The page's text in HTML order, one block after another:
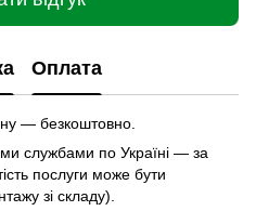
Оплата
— безкоштовно.
службами по Україні — за
послуги може бути
зі складу).